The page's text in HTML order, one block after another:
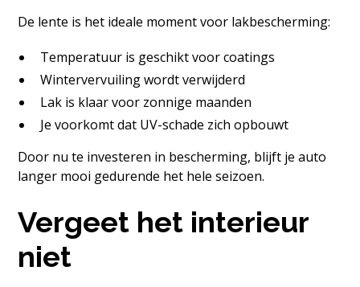
De lente is het ideale moment voor lakbescherming:
Temperatuur is geschikt voor coatings
Wintervervuiling wordt verwijderd
Lak is klaar voor zonnige maanden
Je voorkomt dat UV-schade zich opbouwt
Door nu te investeren in bescherming, blijft je auto
langer mooi gedurende het hele seizoen.
Vergeet het interieur
niet